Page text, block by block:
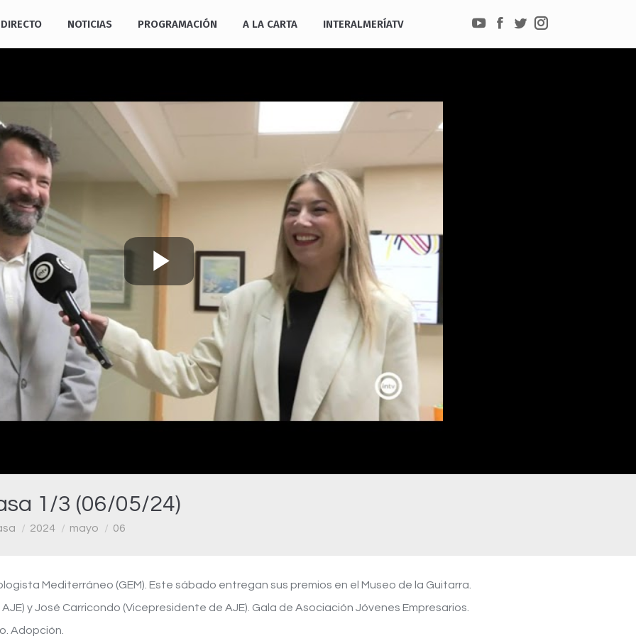
DIRECTO NOTICIAS PROGRAMACIÓN A LA CARTA INTERALMERÍATV
YouTube
Facebook
TwitterInstagram
1/3 (06/05/24)
2024 mayo 06
Play
Video
Mediterráneo (GEM). Este sábado entregan sus premios en el Museo de la Guitarra.
y José Carricondo (Vicepresidente de AJE). Gala de Asociación Jóvenes Empresarios.
Adopción.